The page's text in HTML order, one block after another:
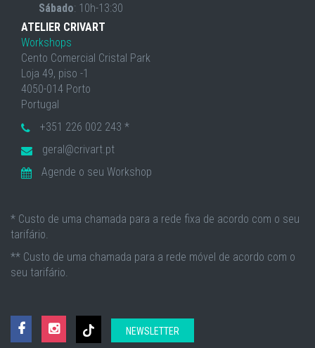
Sábado: 10h-13:30
ATELIER CRIVART
Workshops
Cento Comercial Cristal Park
Loja 49, piso -1
4050-014 Porto
Portugal
+351 226 002 243 *
geral@crivart.pt
Agende o seu Workshop
* Custo de uma chamada para a rede fixa de acordo com o seu
tarifário.
** Custo de uma chamada para a rede móvel de acordo com o
seu tarifário.
NEWSLETTER